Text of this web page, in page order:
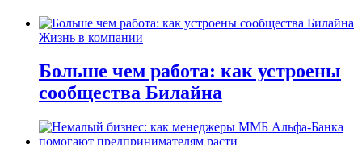
Жизнь в компании
Больше чем работа: как устроены
сообщества Билайна